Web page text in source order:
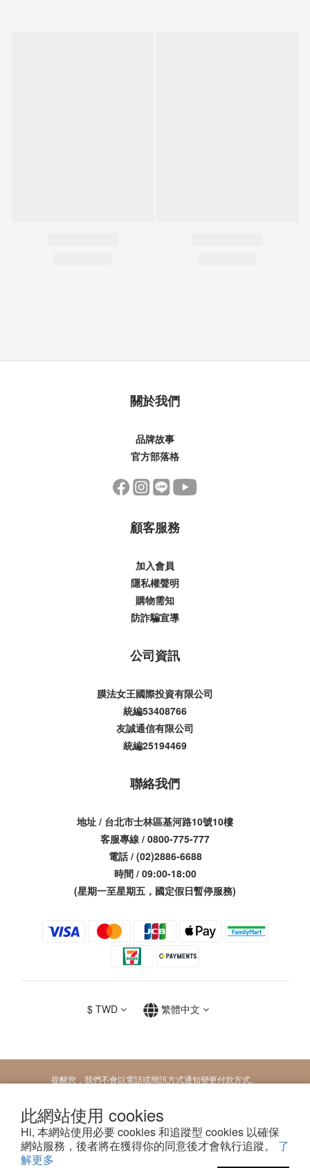
此網站使用 cookies
Hi, 本網站使用必要 cookies 和追蹤型 cookies 以確保
網站服務，後者將在獲得你的同意後才會執行追蹤。 了
解更多
關於我們
品牌故事
官方部落格
顧客服務
加入會員
隱私權聲明
購物需知
防詐騙宣導
公司資訊
膜法女王國際投資有限公司
統編53408766
友誠通信有限公司
統編25194469
聯絡我們
地址 / 台北市士林區基河路10號10樓
客服專線 / 0800-775-777
電話 / (02)2886-6688
時間 / 09:00-18:00
(星期一至星期五，國定假日暫停服務)
$ TWD 繁體中文
提醒您，我們不會以電話或簡訊方式通知變更付款方式。
Copyright 2026 © M.Queen膜法女王| 2026 © MQG膜法女王| 2026 © MobileQueen
膜法女王